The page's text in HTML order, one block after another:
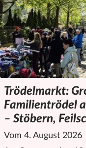
Trödelmarkt:
Familientrödel
– Stöbern,
Vom 4. August 2026